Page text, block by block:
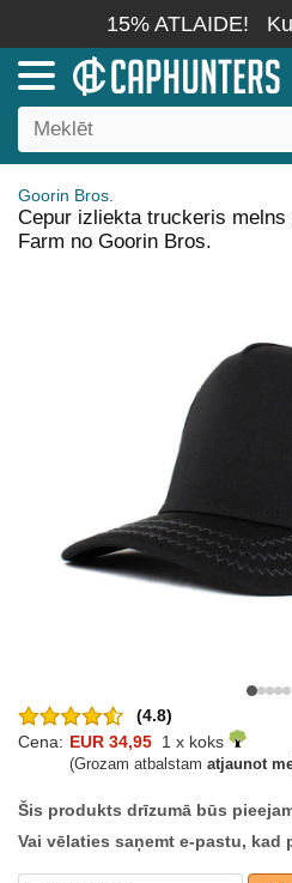
15% ATLAIDE!
Goorin Bros.
Cepur izliekta truckeris
Farm no Goorin Bros.
(4.8)
Cena: EUR 34,95 1 x koks
(Grozam atbalstam atjaunot
Šis produkts drīzumā būs
Vai vēlaties saņemt e-pastu, kad